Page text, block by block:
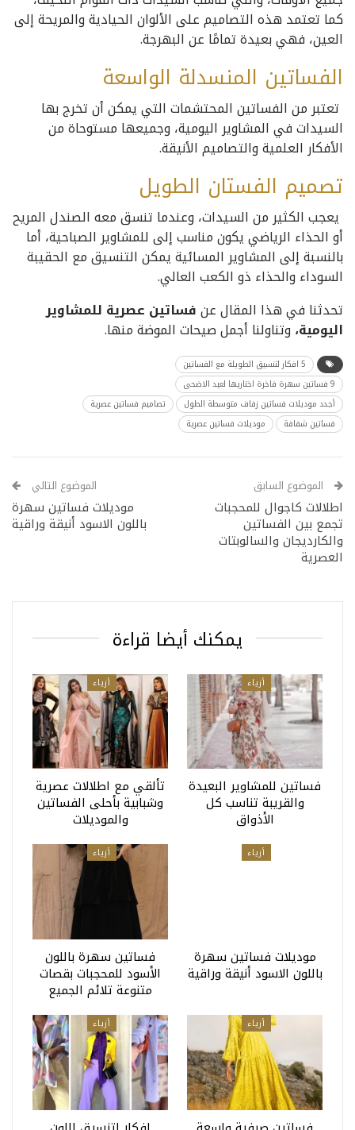
كما تعتمد هذه التصاميم على الألوان الحيادية والمريحة إلى
العين، فهي بعيدة تمامًا عن البهرجة.
الفساتين المنسدلة الواسعة
تعتبر من الفساتين المحتشمات التي يمكن أن تخرج بها
السيدات في المشاوير اليومية، وجميعها مستوحاة من
الأفكار العلمية والتصاميم الأنيقة.
تصميم الفستان الطويل
يعجب الكثير من السيدات، وعندما تنسق معه الصندل المريح
أو الحذاء الرياضي يكون مناسب إلى للمشاوير الصباحية، أما
بالنسبة إلى المشاوير المسائية يمكن التنسيق مع الحقيبة
السوداء والحذاء ذو الكعب العالي.
تحدثنا في هذا المقال عنفساتين عصرية للمشاوير
اليومية، وتناولنا أجمل صيحات الموضة منها.
5 افكار لتنسيق الطويلة مع الفساتين
9 فساتين سهرة فاخرة اختاريها لعيد الاضحى
أجدد موديلات فساتين زفاف متوسطة الطول
تصاميم فساتين عصرية
فساتين شفافة
موديلات فساتين عصرية
الموضوع السابق
اطلالات كاجوال للمحجبات
تجمع بين الفساتين
والكارديجان والسالوبتات
العصرية
الموضوع التالي
موديلات فساتين سهرة
باللون الاسود أنيقة وراقية
يمكنك أيضا قراءة
أزياء
فساتين للمشاوير البعيدة
والقريبة تناسب كل
الأذواق
أزياء
تألقي مع اطلالات عصرية
وشبابية بأحلى الفساتين
والموديلات
أزياء
موديلات فساتين سهرة
باللون الاسود أنيقة وراقية
أزياء
فساتين سهرة باللون
الأسود للمحجبات بقصات
متنوعة تلائم الجميع
أزياء أزياء